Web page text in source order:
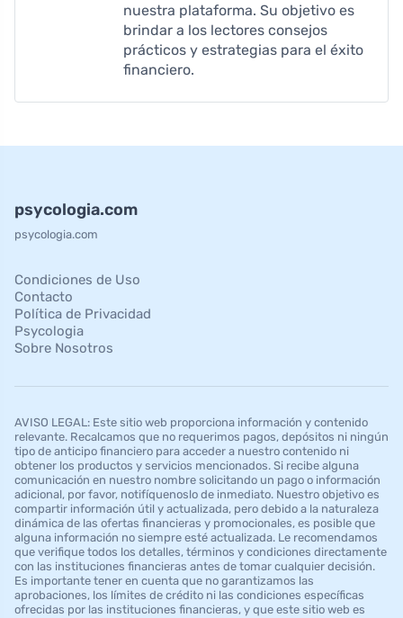
nuestra plataforma. Su objetivo es
brindar a los lectores consejos
prácticos y estrategias para el éxito
financiero.
psycologia.com
psycologia.com
Condiciones de Uso
Contacto
Política de Privacidad
Psycologia
Sobre Nosotros
AVISO LEGAL: Este sitio web proporciona información y contenido
relevante. Recalcamos que no requerimos pagos, depósitos ni ningún
tipo de anticipo financiero para acceder a nuestro contenido ni
obtener los productos y servicios mencionados. Si recibe alguna
comunicación en nuestro nombre solicitando un pago o información
adicional, por favor, notifíquenoslo de inmediato. Nuestro objetivo es
compartir información útil y actualizada, pero debido a la naturaleza
dinámica de las ofertas financieras y promocionales, es posible que
alguna información no siempre esté actualizada. Le recomendamos
que verifique todos los detalles, términos y condiciones directamente
con las instituciones financieras antes de tomar cualquier decisión.
Es importante tener en cuenta que no garantizamos las
aprobaciones, los límites de crédito ni las condiciones específicas
ofrecidas por las instituciones financieras, y que este sitio web es